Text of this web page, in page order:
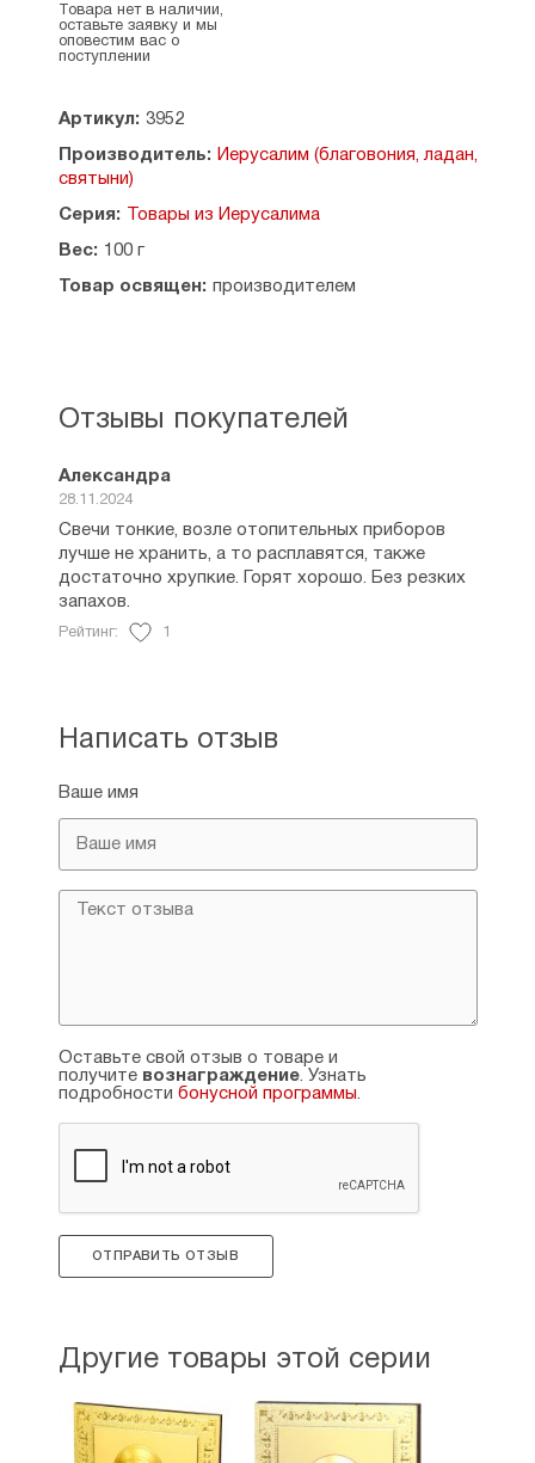
Производитель: Израиль, Иерусалим.
Товара нет в наличии,
оставьте заявку и мы
оповестим вас о
поступлении
Артикул: 3952
Производитель: Иерусалим (благовония, ладан,
святыни)
Серия: Товары из Иерусалима
Вес: 100 г
Товар освящен: производителем
Написать отзыв
Ваше имя
Оставьте свой отзыв о товаре и
получите вознаграждение. Узнать
подробности бонусной программы.
ОТПРАВИТЬ ОТЗЫВ
Отзывы покупателей
Александра
28.11.2024
Свечи тонкие, возле отопительных приборов
лучше не хранить, а то расплавятся, также
достаточно хрупкие. Горят хорошо. Без резких
запахов.
Рейтинг: 1
Другие товары этой серии